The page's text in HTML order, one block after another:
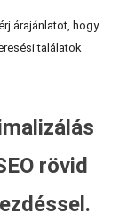
árajánlatot, hogy
találatok
rövid